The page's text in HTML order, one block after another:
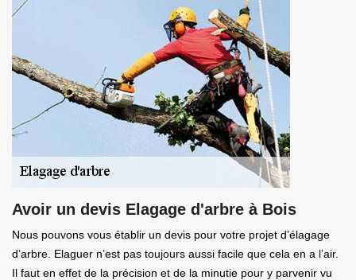
Avoir un devis Elagage d'arbre à Bois
Nous pouvons vous établir un devis pour votre projet d’élagage
d’arbre. Elaguer n’est pas toujours aussi facile que cela en a l’air.
Il faut en effet de la précision et de la minutie pour y parvenir vu